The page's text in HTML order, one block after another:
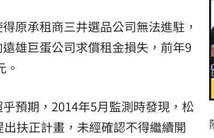
原承租商三井選品公司無法進駐，
雄巨蛋公司求償租金損失，前年9
預期，2014年5月監測時發現， 松
扶正計畫，未經確認不得繼續開